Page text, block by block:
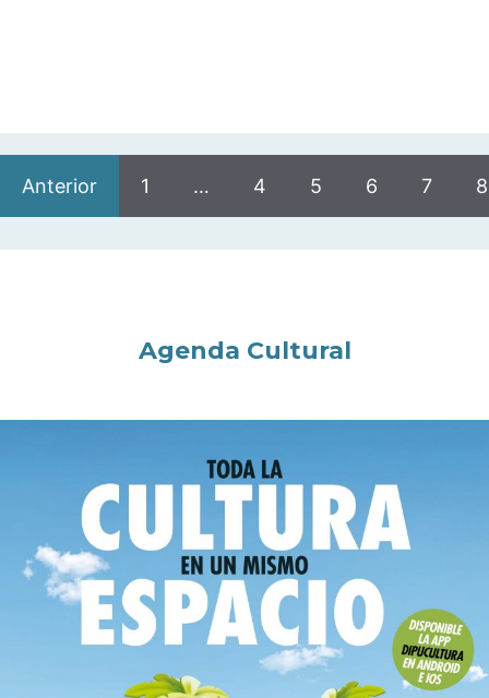
Anterior 1 … 4 5 6 7 8
Agenda Cultural